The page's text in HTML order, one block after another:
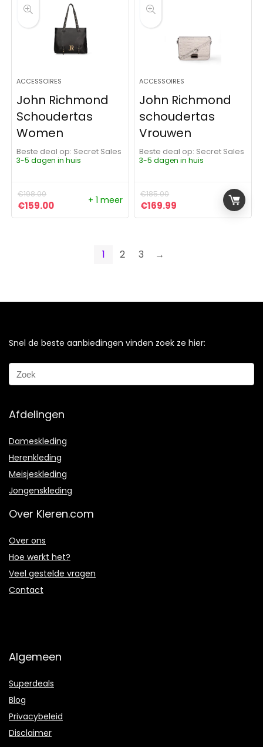
ACCESSOIRES
John Richmond
Schoudertas
Women
Beste deal op:
Secret Sales
3-5 dagen in huis
€198.00
Oorspronkelijke prijs was: €198.00.
€159.00Huidige prijs is: €159.00.
+ 1 meer
ACCESSOIRES
John Richmond
schoudertas
Vrouwen
Beste deal op:
Secret Sales
3-5 dagen in huis
€185.00
Oorspronkelijke prijs was:
€169.99 Huidige prijs is:
1 2 3 →
Snel de beste aanbiedingen vinden zoek ze hier:
Afdelingen
Dameskleding
Herenkleding
Meisjeskleding
Jongenskleding
Over Kleren.com
Over ons
Hoe werkt het?
Veel gestelde vragen
Contact
Algemeen
Superdeals
Blog
Privacybeleid
Disclaimer